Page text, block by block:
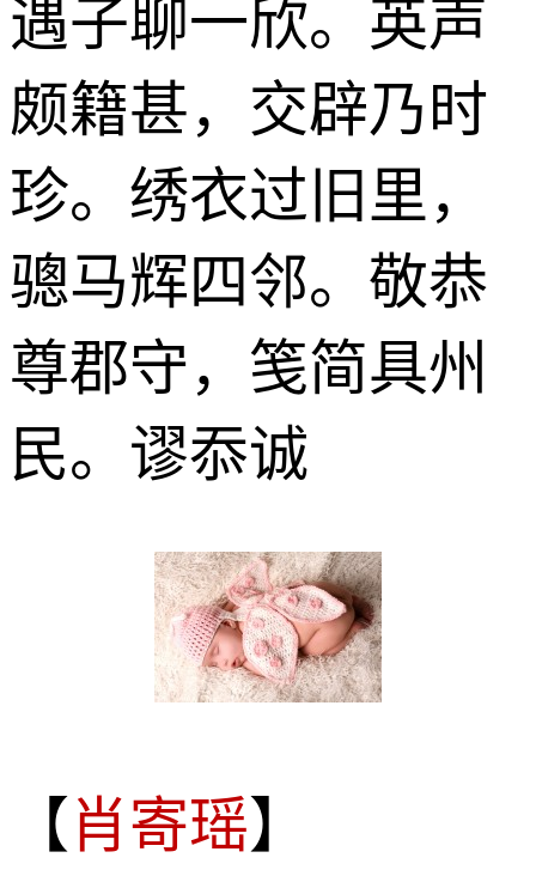
遇子聊一欣。英声
颇籍甚，交辟乃时
珍。绣衣过旧里，
骢马辉四邻。敬恭
尊郡守，笺简具州
民。谬忝诚
【 肖寄瑶】